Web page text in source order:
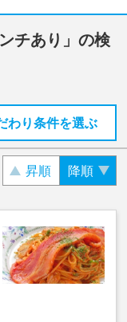
チあり」の検
わり条件を選ぶ
昇順 降順